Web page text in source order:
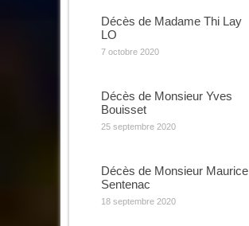
Décès de Madame Thi Lay
LO
7 octobre 2020
Décès de Monsieur Yves
Bouisset
25 septembre 2020
Décès de Monsieur Maurice
Sentenac
18 septembre 2020